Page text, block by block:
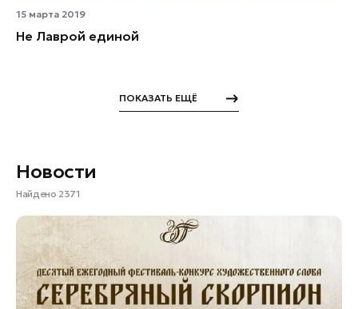
15 марта 2019
Не Лаврой единой
ПОКАЗАТЬ ЕЩЁ
Новости
Найдено 2371